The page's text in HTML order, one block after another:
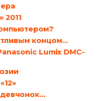
2011
концом...
Lumix DMC-